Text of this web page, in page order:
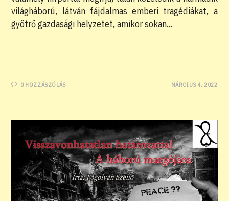
világháború, látván fájdalmas emberi tragédiákat, a
gyötrő gazdasági helyzetet, amikor sokan…
0 HOZZÁSZÓLÁS MÁRCIUS 4, 2022